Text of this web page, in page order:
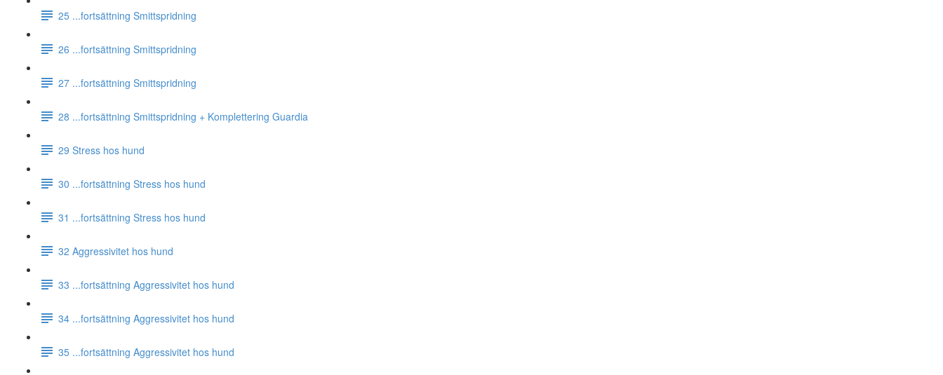
25 ...fortsättning Smittspridning
26 ...fortsättning Smittspridning
27 ...fortsättning Smittspridning
28 ...fortsättning Smittspridning + Komplettering Guardia
29 Stress hos hund
30 ...fortsättning Stress hos hund
31 ...fortsättning Stress hos hund
32 Aggressivitet hos hund
33 ...fortsättning Aggressivitet hos hund
34 ...fortsättning Aggressivitet hos hund
35 ...fortsättning Aggressivitet hos hund